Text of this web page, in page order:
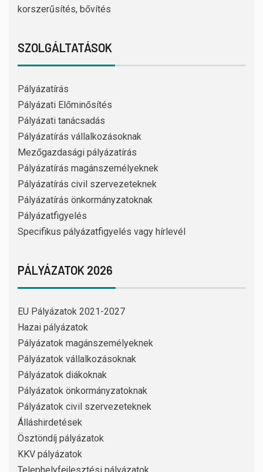
korszerűsítés, bővítés
SZOLGÁLTATÁSOK
Pályázatírás
Pályázati Előminősítés
Pályázati tanácsadás
Pályázatírás vállalkozásoknak
Mezőgazdasági pályázatírás
Pályázatírás magánszemélyeknek
Pályázatírás civil szervezeteknek
Pályázatírás önkormányzatoknak
Pályázatfigyelés
Specifikus pályázatfigyelés vagy hírlevél
PÁLYÁZATOK 2026
EU Pályázatok 2021-2027
Hazai pályázatok
Pályázatok magánszemélyeknek
Pályázatok vállalkozásoknak
Pályázatok diákoknak
Pályázatok önkormányzatoknak
Pályázatok civil szervezeteknek
Álláshirdetések
Ösztöndíj pályázatok
KKV pályázatok